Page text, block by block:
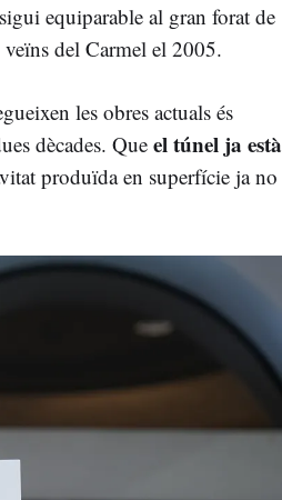
equiparable al gran forat de
del Carmel el 2005.
les obres actuals és
dècades. Que el túnel ja està
produïda en superfície ja no